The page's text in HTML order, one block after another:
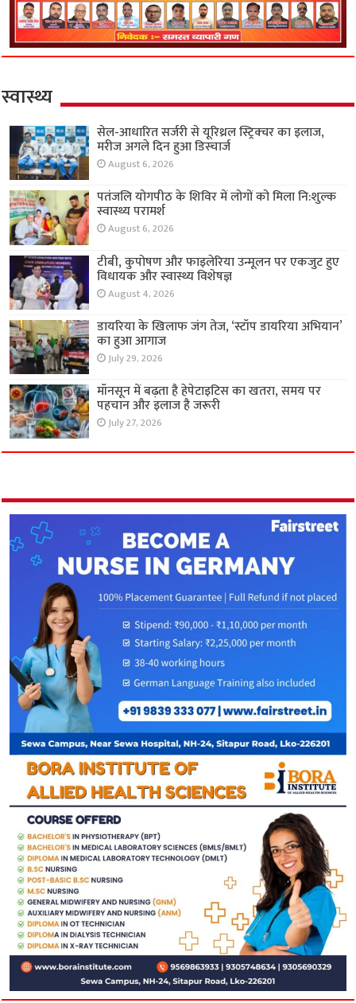
स्वास्थ्य
सेल-आधारित सर्जरी से यूरिथ्रल स्ट्रिक्चर का इलाज,
मरीज अगले दिन हुआ डिस्चार्ज
August 6, 2026
पतंजलि योगपीठ के शिविर में लोगों को मिला नि:शुल्क
स्वास्थ्य परामर्श
August 6, 2026
टीबी, कुपोषण और फाइलेरिया उन्मूलन पर एकजुट हुए
विधायक और स्वास्थ्य विशेषज्ञ
August 4, 2026
डायरिया के खिलाफ जंग तेज, ‘स्टॉप डायरिया अभियान’
का हुआ आगाज
July 29, 2026
मॉनसून में बढ़ता है हेपेटाइटिस का खतरा, समय पर
पहचान और इलाज है जरूरी
July 27, 2026